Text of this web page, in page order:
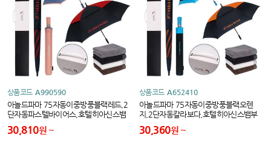
상품코드 A990590
아놀드파마 75자동이중방풍블랙레드,2
단자동파스텔바이어스,호텔히아신스뱀
부얀타올세트
30,810원
상품코드 A652410
아놀드파마 75자동이중방풍블랙오렌
지,2단자동칼라보다,호텔히아신스뱀부
얀타올세트
30,360원